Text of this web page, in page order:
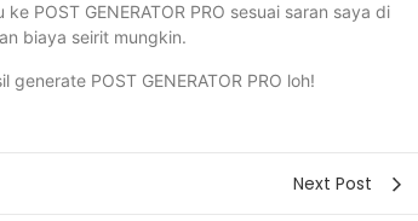
POST GENERATOR PRO sesuai saran saya di
biaya seirit mungkin.
POST GENERATOR PRO loh!
Next Post